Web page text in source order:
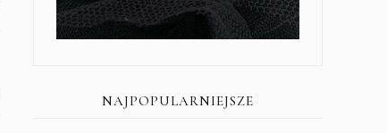
NAJPOPULARNIEJSZE